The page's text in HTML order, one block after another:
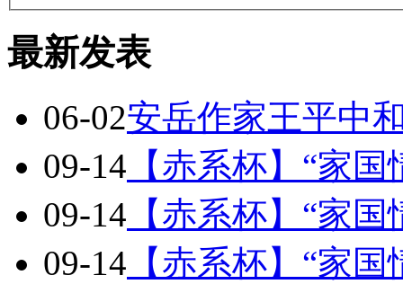
最新发表
06-02安岳作家王平中
09-14 【赤系杯】“家
09-14 【赤系杯】“家
09-14 【赤系杯】“家